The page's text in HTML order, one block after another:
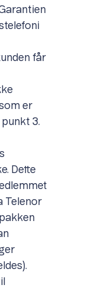
får
er
3.
Dette
Telenor